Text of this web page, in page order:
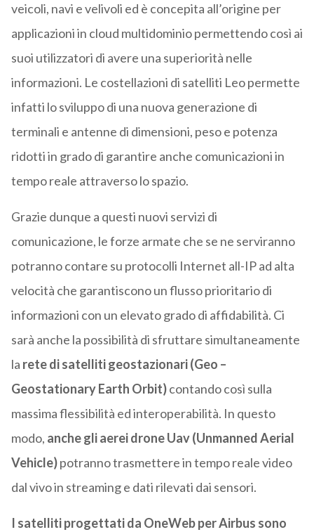
veicoli, navi e velivoli ed è concepita all’origine per
applicazioni in cloud multidominio permettendo così ai
suoi utilizzatori di avere una superiorità nelle
informazioni. Le costellazioni di satelliti Leo permette
infatti lo sviluppo di una nuova generazione di
terminali e antenne di dimensioni, peso e potenza
ridotti in grado di garantire anche comunicazioni in
tempo reale attraverso lo spazio.
Grazie dunque a questi nuovi servizi di
comunicazione, le forze armate che se ne serviranno
potranno contare su protocolli Internet all-IP ad alta
velocità che garantiscono un flusso prioritario di
informazioni con un elevato grado di affidabilità. Ci
sarà anche la possibilità di sfruttare simultaneamente
la rete di satelliti geostazionari (Geo –
Geostationary Earth Orbit)contando così sulla
massima flessibilità ed interoperabilità. In questo
modo, anche gli aerei drone Uav (Unmanned Aerial
Vehicle)potranno trasmettere in tempo reale video
dal vivo in streaming e dati rilevati dai sensori.
I satelliti progettati da OneWeb per Airbus sono